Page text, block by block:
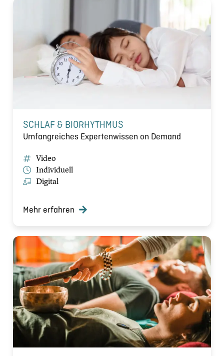
SCHLAF & BIORHYTHMUS
Umfangreiches Expertenwissen on Demand
Video
Individuell
Digital
Mehr erfahren